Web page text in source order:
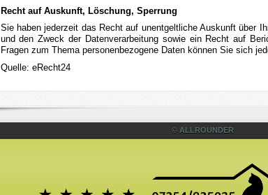
Recht auf Auskunft, Löschung, Sperrung
Sie haben jederzeit das Recht auf unentgeltliche Auskunft über
und den Zweck der Datenverarbeitung sowie ein Recht auf
Fragen zum Thema personenbezogene Daten können Sie sich
Quelle: eRecht24
© ALLROUNDER